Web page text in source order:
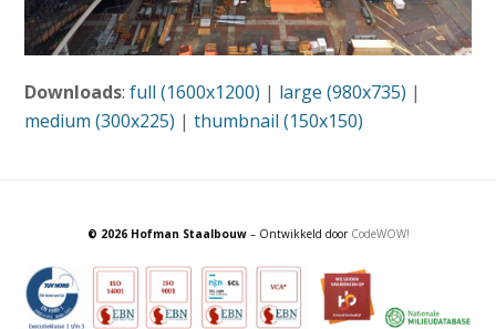
Downloads:full (1600x1200) | large (980x735) |
medium (300x225) |thumbnail (150x150)
© 2026 Hofman Staalbouw– Ontwikkeld door CodeWOW!